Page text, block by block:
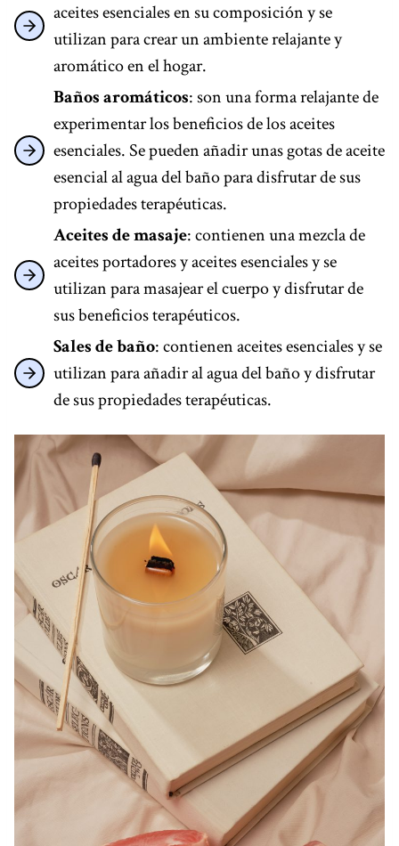
aceites esenciales en su composición y se
utilizan para crear un ambiente relajante y
aromático en el hogar.
Baños aromáticos: son una forma relajante de
experimentar los beneficios de los aceites
esenciales. Se pueden añadir unas gotas de aceite
esencial al agua del baño para disfrutar de sus
propiedades terapéuticas.
Aceites de masaje: contienen una mezcla de
aceites portadores y aceites esenciales y se
utilizan para masajear el cuerpo y disfrutar de
sus beneficios terapéuticos.
Sales de baño: contienen aceites esenciales y se
utilizan para añadir al agua del baño y disfrutar
de sus propiedades terapéuticas.